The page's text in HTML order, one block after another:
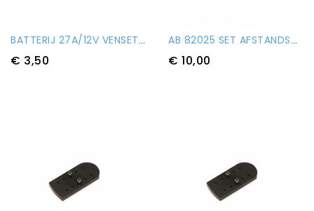
BATTERIJ 27A/12V VENSET RF ZENDER
€ 3,50
AB 82025 SET AFSTANDSBUSSEN
€ 10,00